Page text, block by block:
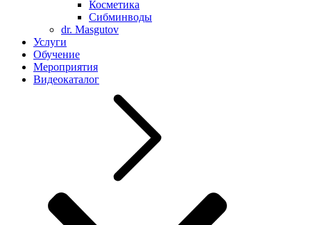
Косметика
Сибминводы
dr. Masgutov
Услуги
Обучение
Мероприятия
Видеокаталог